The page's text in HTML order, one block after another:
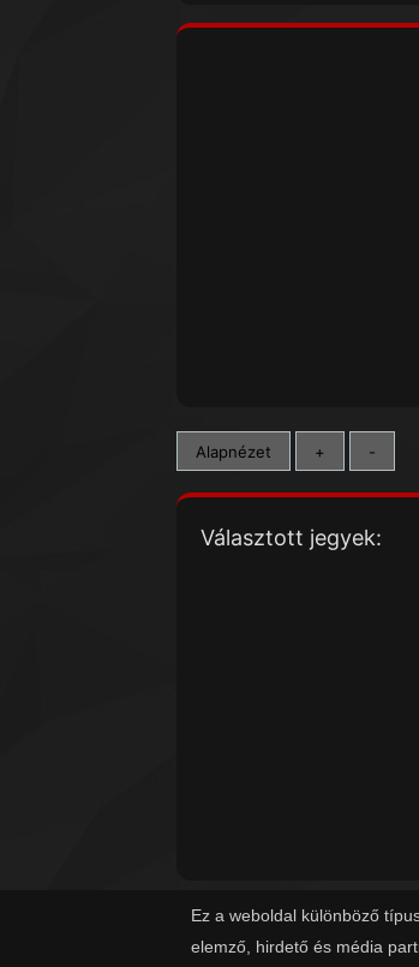
Ez a weboldal különböző
elemző, hirdető és média
Alapnézet + -
Választott jegyek: